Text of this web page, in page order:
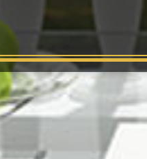
T3 Dourdan75 m²